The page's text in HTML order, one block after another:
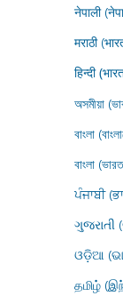
नेपाली
मराठी
हिन्दी
অসমীয়া
বাংলা
বাংলা
ਪੰਜਾਬੀ
ગુજરાતી
ଓଡ଼ିଆ
தமிழ்